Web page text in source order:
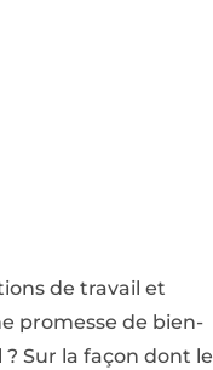
de travail et
promesse de bien-
Sur la façon dont le